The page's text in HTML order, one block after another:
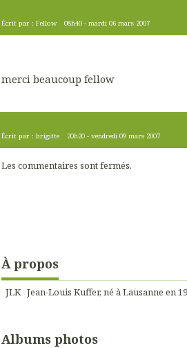
Écrit par : Fellow 08h40 -mardi 06 mars 2007
merci beaucoup fellow
Écrit par : brigitte 20h20 -vendredi 09 mars 2007
Les commentaires sont fermés.
À propos
JLK Jean-Louis Kuffer, né à Lausanne en
Albums photos